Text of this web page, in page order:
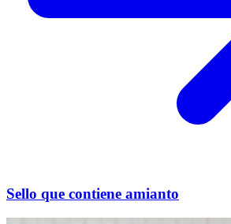
Sello que contiene amianto